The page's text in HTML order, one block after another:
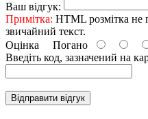
Ваш відгук:
Примітка: HTML розмітка не
звичайний текст.
Оцінка Погано
Введіть код, зазначений на
Відправити відгук